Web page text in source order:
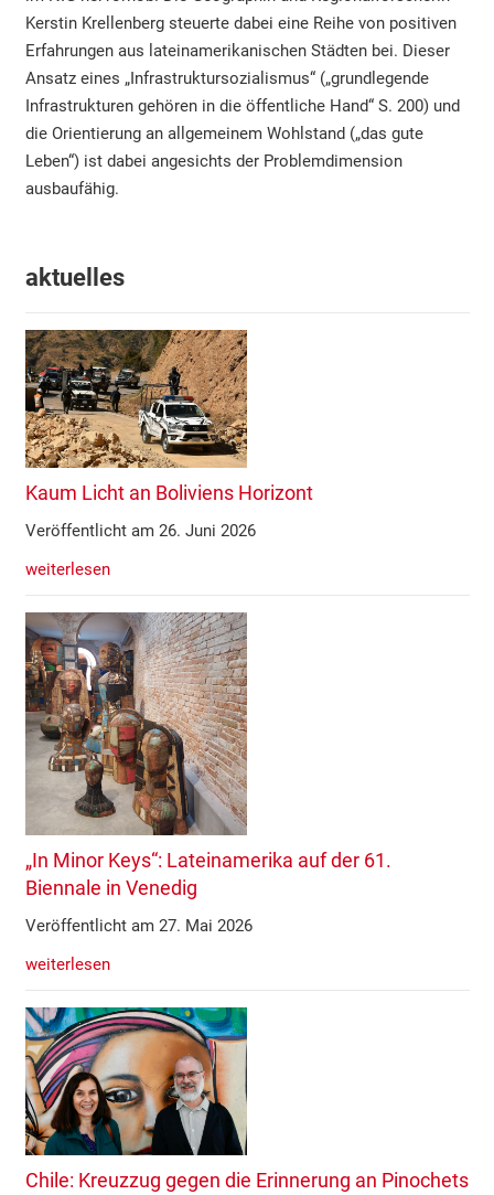
Kerstin Krellenberg steuerte dabei eine Reihe von positiven
Erfahrungen aus lateinamerikanischen Städten bei. Dieser
Ansatz eines „Infrastruktursozialismus“ („grundlegende
Infrastrukturen gehören in die öffentliche Hand“ S. 200) und
die Orientierung an allgemeinem Wohlstand („das gute
Leben“) ist dabei angesichts der Problemdimension
ausbaufähig.
aktuelles
Kaum Licht an Boliviens Horizont
Veröffentlicht am 26. Juni 2026
weiterlesen
„In Minor Keys“: Lateinamerika auf der 61.
Biennale in Venedig
Veröffentlicht am 27. Mai 2026
weiterlesen
Chile: Kreuzzug gegen die Erinnerung an Pinochets